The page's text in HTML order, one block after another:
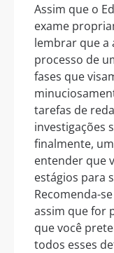
Assim que o
exame
lembrar que a
processo de
fases que
tarefas de
investigações
finalmente,
entender que
estágios para
Recomenda-
assim que for
que você
todos esses